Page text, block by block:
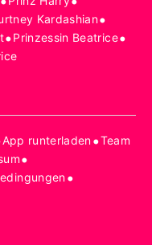
Kardashian•
•Prinzessin Beatrice•
App runterladen•Team
•
•